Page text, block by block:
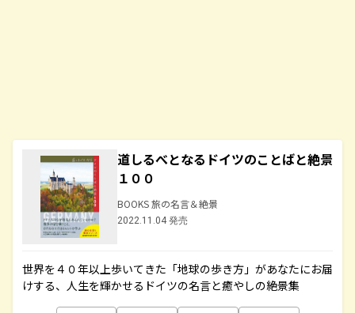
道しるべとなるドイツのことばと絶景
１００
BOOKS 旅の名言＆絶景
2022.11.04 発売
世界を４０年以上歩いてきた「地球の歩き方」があなたにお届
けする、人生を輝かせるドイツの名言と癒やしの絶景集